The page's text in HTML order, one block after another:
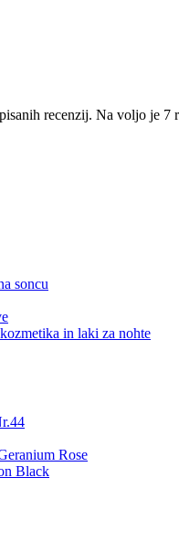
recenzij. Na voljo je 7
soncu
in laki za nohte
Rose
Black